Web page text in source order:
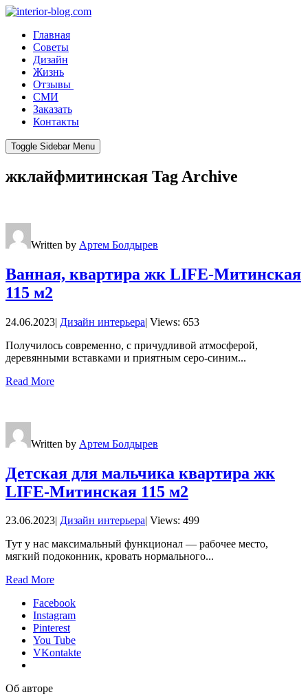
Главная
Советы
Дизайн
Жизнь
Отзывы
СМИ
Заказать
Контакты
Toggle Sidebar Menu
жклайфмитинская Tag Archive
Written by Артем Болдырев
Ванная, квартира жк LIFE-Митинская
115 м2
24.06.2023| Дизайн интерьера| Views: 653
Получилось современно, с причудливой атмосферой,
деревянными вставками и приятным серо-синим...
Read More
Written by Артем Болдырев
Детская для мальчика квартира жк
LIFE-Митинская 115 м2
23.06.2023| Дизайн интерьера| Views: 499
Тут у нас максимальный функционал — рабочее место,
мягкий подоконник, кровать нормального...
Read More
Facebook
Instagram
Pinterest
You Tube
VKontakte
Об авторе